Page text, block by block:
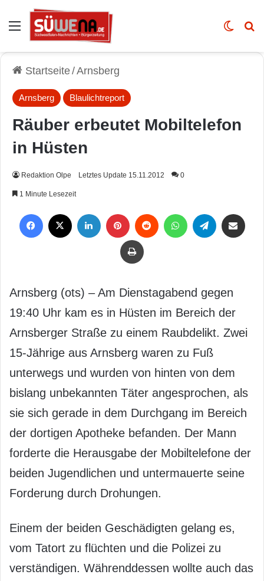
Auswahl Skin
Startseite/Arnsberg
Arnsberg Blaulichtreport
Räuber erbeutet Mobiltelefon
in Hüsten
Redaktion Olpe Letztes Update 15.11.2012 0
1 Minute Lesezeit
Drucken
Arnsberg (ots) – Am Dienstagabend gegen
19:40 Uhr kam es in Hüsten im Bereich der
Arnsberger Straße zu einem Raubdelikt. Zwei
15-Jährige aus Arnsberg waren zu Fuß
unterwegs und wurden von hinten von dem
bislang unbekannten Täter angesprochen, als
sie sich gerade in dem Durchgang im Bereich
der dortigen Apotheke befanden. Der Mann
forderte die Herausgabe der Mobiltelefone der
beiden Jugendlichen und untermauerte seine
Forderung durch Drohungen.
Einem der beiden Geschädigten gelang es,
vom Tatort zu flüchten und die Polizei zu
verständigen. Währenddessen wollte auch das